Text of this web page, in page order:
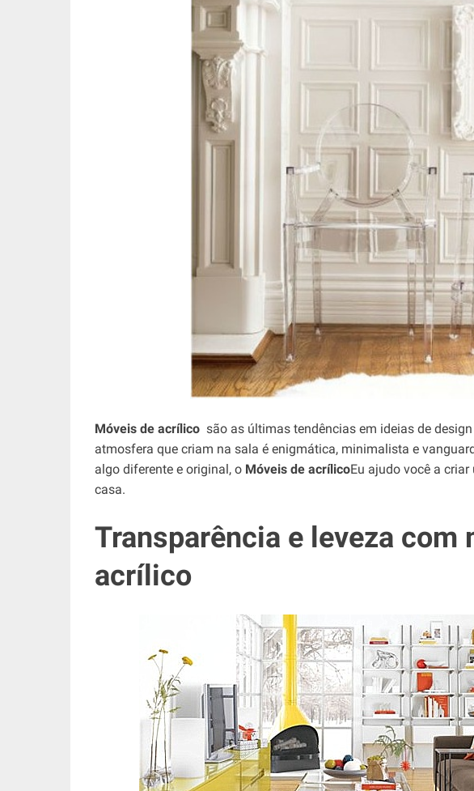
Móveis de acrílico são as últimas tendências em ideias de
atmosfera que criam na sala é enigmática, minimalista e
algo diferente e original, o Móveis de acrílicoEu ajudo você a
casa.
Transparência e leveza com
acrílico